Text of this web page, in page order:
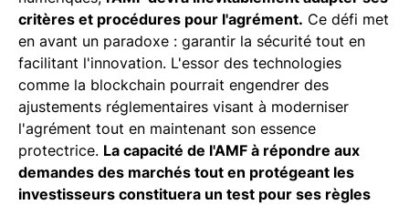
critères et procédures pour l'agrément. Ce défi met
en avant un paradoxe : garantir la sécurité tout en
facilitant l'innovation. L'essor des technologies
comme la blockchain pourrait engendrer des
ajustements réglementaires visant à moderniser
l'agrément tout en maintenant son essence
protectrice. La capacité de l'AMF à répondre aux
demandes des marchés tout en protégeant les
investisseurs constituera un test pour ses règles